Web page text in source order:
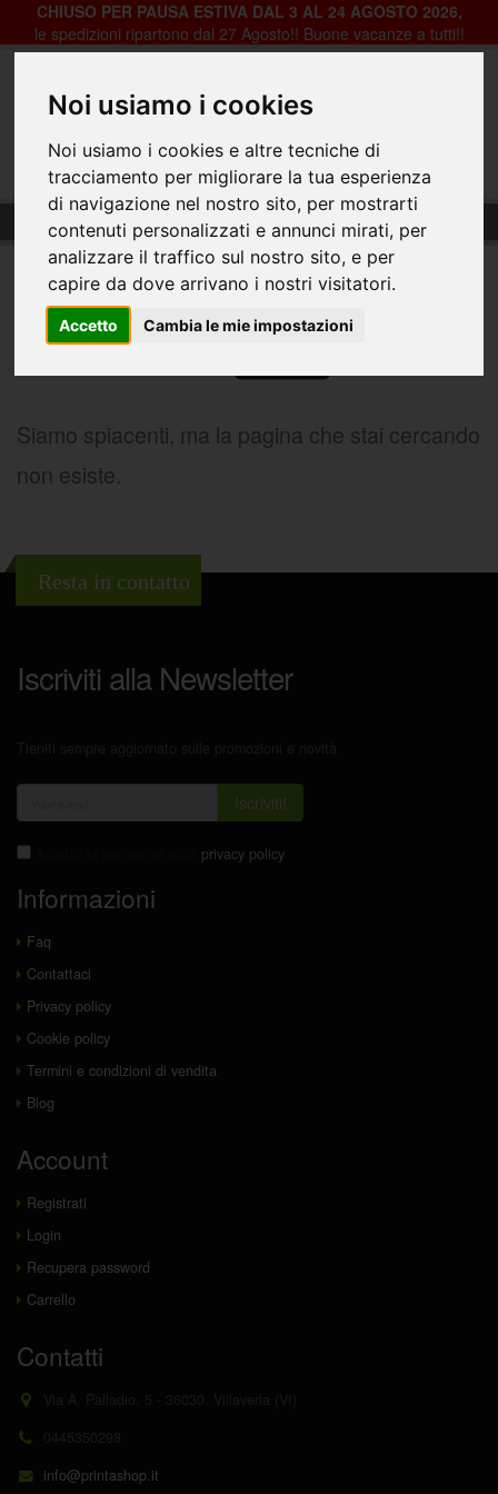
Noi usiamo i cookies
Noi usiamo i cookies e altre tecniche di
tracciamento per migliorare la tua esperienza
di navigazione nel nostro sito, per mostrarti
contenuti personalizzati e annunci mirati, per
analizzare il traffico sul nostro sito, e per
capire da dove arrivano i nostri visitatori.
Accetto Cambia le mie impostazioni
CHIUSO PER PAUSA ESTIVA DAL 3 AL 24 AGOSTO 2026,
le spedizioni ripartono dal 27 Agosto!! Buone vacanze a tutti!!
404-Pagina Non Trovata
404
Siamo spiacenti, ma la pagina che stai cercando
non esiste.
Resta in contatto
Iscriviti alla Newsletter
Iscriviti!
privacy policy
Informazioni
Faq
Contattaci
Privacy policy
Cookie policy
Termini e condizioni di vendita
Blog
Account
Registrati
Login
Recupera password
Carrello
Contatti
info@printashop.it